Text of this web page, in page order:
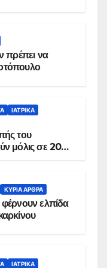
πρέπει να
ΙΑΤΡΙΚΆ
του
μόλις σε 20
ΚΥΡΙΑ ΑΡΘΡΑ
ελπίδα
ΙΑΤΡΙΚΆ